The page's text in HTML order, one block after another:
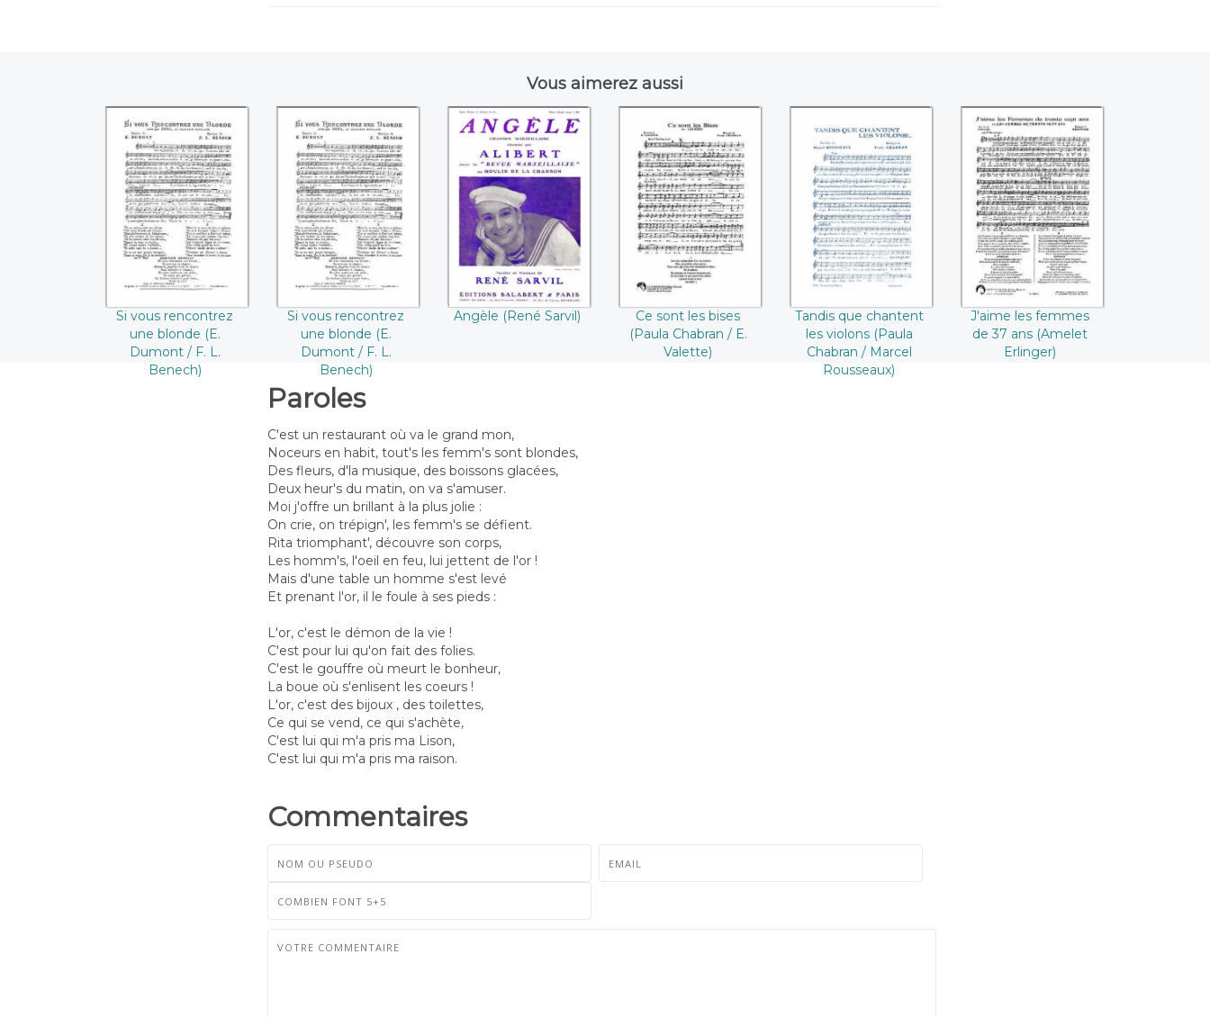
Vous aimerez aussi
Si vous rencontrez
une blonde ((E.
Dumont / F. L.
Benech))
Si vous rencontrez
une blonde (E.
Dumont / F. L.
Benech)
Si vous rencontrez
une blonde (E.
Dumont / F. L.
Benech)
Si vous rencontrez
une blonde (E.
Dumont / F. L.
Benech)
Angèle (René
Sarvil)
Angèle (René Sarvil)
Ce sont les bises
(Paula Chabran / E.
Valette)
Ce sont les bises
(Paula Chabran / E.
Valette)
Tandis que
chantent les
violons (Paula
Chabran / Marcel
Rousseaux)
Tandis que chantent
les violons (Paula
Chabran / Marcel
Rousseaux)
J'aime les femmes
de 37 ans (Amelet
Erlinger)
J'aime les femmes
de 37 ans (Amelet
Erlinger)
Paroles
C'est un restaurant où va le grand mon,
Noceurs en habit, tout's les femm's sont blondes,
Des fleurs, d'la musique, des boissons glacées,
Deux heur's du matin, on va s'amuser.
Moi j'offre un brillant à la plus jolie :
On crie, on trépign', les femm's se défient.
Rita triomphant', découvre son corps,
Les homm's, l'oeil en feu, lui jettent de l'or !
Mais d'une table un homme s'est levé
Et prenant l'or, il le foule à ses pieds :
L'or, c'est le démon de la vie !
C'est pour lui qu'on fait des folies.
C'est le gouffre où meurt le bonheur,
La boue où s'enlisent les coeurs !
L'or, c'est des bijoux , des toilettes,
Ce qui se vend, ce qui s'achète,
C'est lui qui m'a pris ma Lison,
C'est lui qui m'a pris ma raison.
Commentaires